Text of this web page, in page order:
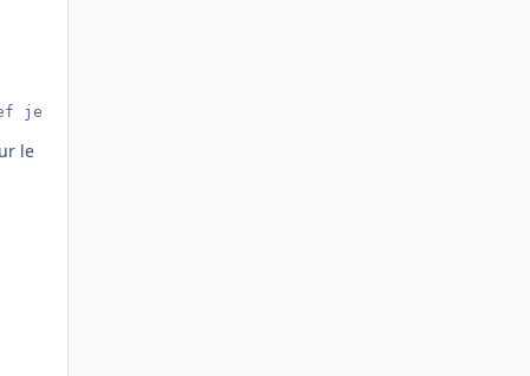
je suis preneur d' un max d'infos
le